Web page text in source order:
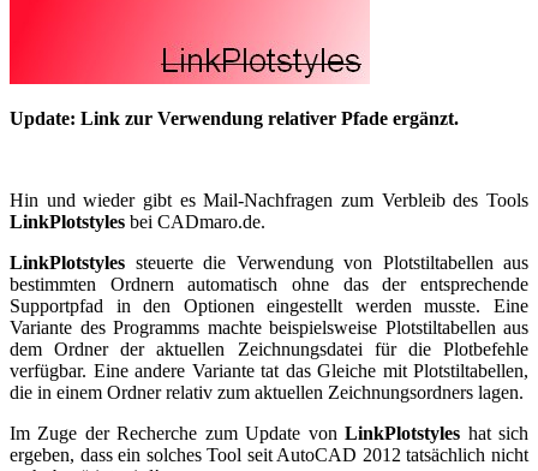
Update: Link zur Verwendung relativer Pfade ergänzt.
Hin und wieder gibt es Mail-Nachfragen zum Verbleib des Tools
LinkPlotstyles bei CADmaro.de.
LinkPlotstyles steuerte die Verwendung von Plotstiltabellen aus
bestimmten Ordnern automatisch ohne das der entsprechende
Supportpfad in den Optionen eingestellt werden musste. Eine
Variante des Programms machte beispielsweise Plotstiltabellen aus
dem Ordner der aktuellen Zeichnungsdatei für die Plotbefehle
verfügbar. Eine andere Variante tat das Gleiche mit Plotstiltabellen,
die in einem Ordner relativ zum aktuellen Zeichnungsordners lagen.
Im Zuge der Recherche zum Update vonLinkPlotstyles hat sich
ergeben, dass ein solches Tool seit AutoCAD 2012 tatsächlich nicht